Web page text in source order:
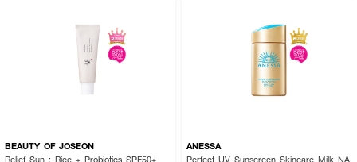
BEAUTY OF JOSEON
Relief Sun : Rice + Probiotics SPF50+
ANESSA
Perfect UV Sunscreen Skincare Milk NA